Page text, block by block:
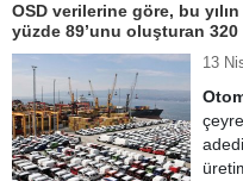
OSD verilerine göre, bu
yüzde 89’unu oluşturan
13
adedi